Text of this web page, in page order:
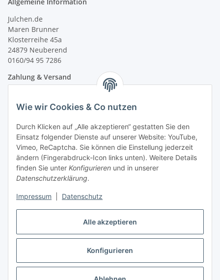
Alle akzeptieren
Konfigurieren
Wie wir Cookies & Co nutzen
Durch Klicken auf „Alle akzeptieren“ gestatten Sie den
Einsatz folgender Dienste auf unserer Website: YouTube,
Vimeo, ReCaptcha. Sie können die Einstellung jederzeit
ändern (Fingerabdruck-Icon links unten). Weitere Details
finden Sie unter Konfigurieren und in unserer
Datenschutzerklärung.
Impressum Datenschutz
Julchen.de
Maren Brunner
Klosterreihe 45a
24879 Neuberend
0160/94 95 7286
Zahlung & Versand
Vertrag widerrufen
* Alle Preise inkl. gesetzlicher USt., zzgl.Versand